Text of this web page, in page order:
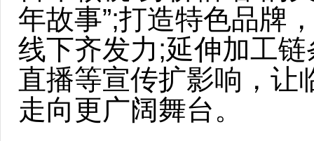
年故事”;打造特色品牌
线下齐发力;延伸加工链
直播等宣传扩影响，让
走向更广阔舞台。